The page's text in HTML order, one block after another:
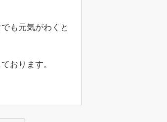
も元気がわくと
おります。